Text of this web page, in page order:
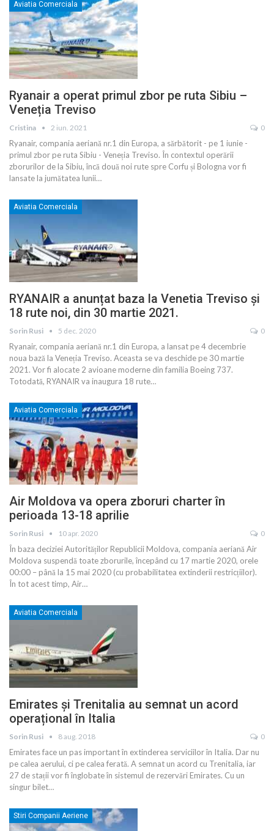
Aviatia Comerciala
Ryanair a operat primul zbor pe ruta Sibiu –
Veneția Treviso
Cristina 2 iun. 2021 0
Ryanair, compania aeriană nr.1 din Europa, a sărbătorit - pe 1 iunie -
primul zbor pe ruta Sibiu - Veneția Treviso. În contextul operării
zborurilor de la Sibiu, încă două noi rute spre Corfu și Bologna vor fi
lansate la jumătatea lunii…
Aviatia Comerciala
RYANAIR a anunțat baza la Venetia Treviso și
18 rute noi, din 30 martie 2021.
Sorin Rusi 5 dec. 2020 0
Ryanair, compania aeriană nr.1 din Europa, a lansat pe 4 decembrie
noua bază la Veneția Treviso. Aceasta se va deschide pe 30 martie
2021. Vor fi alocate 2 avioane moderne din familia Boeing 737.
Totodată, RYANAIR va inaugura 18 rute…
Aviatia Comerciala
Air Moldova va opera zboruri charter în
perioada 13-18 aprilie
Sorin Rusi 10 apr. 2020 0
În baza deciziei Autorităților Republicii Moldova, compania aeriană Air
Moldova suspendă toate zborurile, începând cu 17 martie 2020, orele
00:00 – până la 15 mai 2020 (cu probabilitatea extinderii restricțiilor).
În tot acest timp, Air…
Aviatia Comerciala
Emirates și Trenitalia au semnat un acord
operațional în Italia
Sorin Rusi 8 aug. 2018 0
Emirates face un pas important în extinderea serviciilor în Italia. Dar nu
pe calea aerului, ci pe calea ferată. A semnat un acord cu Trenitalia, iar
27 de stații vor fi înglobate în sistemul de rezervări Emirates. Cu un
singur bilet…
Stiri Companii Aeriene